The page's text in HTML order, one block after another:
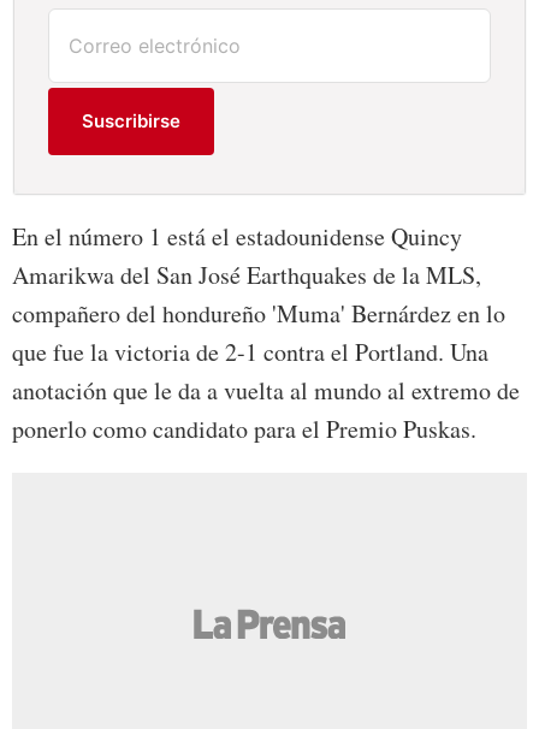
Suscribirse
En el número 1 está el estadounidense Quincy
Amarikwa del San José Earthquakes de la MLS,
compañero del hondureño 'Muma' Bernárdez en lo
que fue la victoria de 2-1 contra el Portland. Una
anotación que le da a vuelta al mundo al extremo de
ponerlo como candidato para el Premio Puskas.